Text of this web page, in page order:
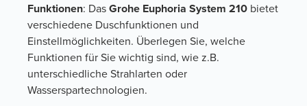
Funktionen: Das Grohe Euphoria System 210 bietet
verschiedene Duschfunktionen und
Einstellmöglichkeiten. Überlegen Sie, welche
Funktionen für Sie wichtig sind, wie z.B.
unterschiedliche Strahlarten oder
Wasserspartechnologien.